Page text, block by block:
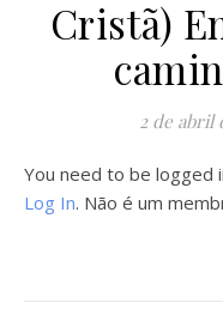
Cristã)
2 de abril
You need to be logged
Log In. Não é um